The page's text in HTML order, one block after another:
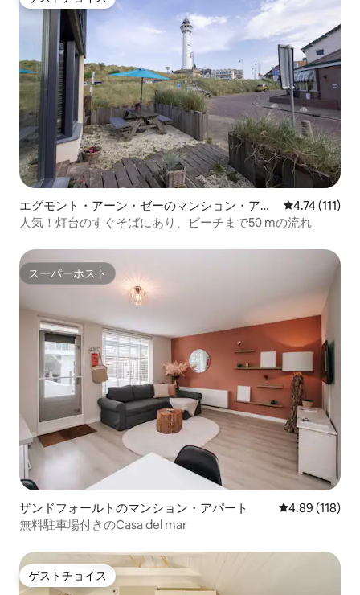
なプライバシーを提供します。 ただし、
ご不明な点や特別なご希望がございまし
たら、ほとんどの場合近所にいますの
で、電話でお問い合わせください。 ゲス
トの方がお望みであれば、喜んでお手伝
いし、おしゃべりします。 ワウブルッゲ
は、ライデン、アムステルダム、ハー
グ、ビーチから30分以内の小さな町で
す。 運河をたどると、セーリング、カヌ
ー、水泳ができるブラーセメル湖があり
ます。 自転車、ハイキング、モーターボ
ートを借りて、さらに遠くを探索しまし
近くには十分な公共駐車場があります。
（無料） 公共交通機関：ライデン中央駅
た、アムステルダム/スキポール空港から
も電車/スピードバスで便利にアクセスで
きます。 ウーブルッゲはいくつかの美し
いハイキングとサイクリングルートの一
部であるため、ハイカーやサイクリスト
にとって、ウーブルッゲは1泊または長期
滞在に最適な場所です。 シャレー内は禁
煙です！ ゲームがあり、リクエストに応
じて2歳から12歳までのお子様向けのさま
ざまなおもちゃを箱に詰めてご用意でき
あります。 そこで新鮮なパンやロールを
買うことができるだけでなく、運河を見
下ろすテラスでコーヒーやペストリーを
楽しむことができます。 ご自身で料理す
る気分でない場合は、レストラン
「Disgenoten」でおいしいランチやディ
ナーをお楽しみいただけます。 このレス
トランには水辺に美しいテラスがありま
なれます。仕上げ
パートのゲスト
のヨガレッスンに
スタジオはアパー
ストは、フェンス
イベートガーデン
は快適な座席、リ
なピクニックテーブ
友人と私はメー
連絡を取ることができま
美しいOuddorpは
心部と17キロメー
美しく、周辺環
リング、ハイキン
のパン屋さんが
で、いくつかの
あります。 バス停は庭に隣接していま
す。 アパートのすぐ隣のStationswegで
の駐車は無料です
ゲストチョイス
エグモント・アーン・ゼーのマンション・アパ
ート
レビュー111
4.74 (111)
人気！灯台のすぐそばにあり、ビーチまで50 mの流れ
スーパーホスト
スーパーホスト
ザンドフォールトのマンション・アパート レビュー118
4.89 (118)
無料駐車場付きのCasa del mar
ゲストチョイス
ゲストチョイス